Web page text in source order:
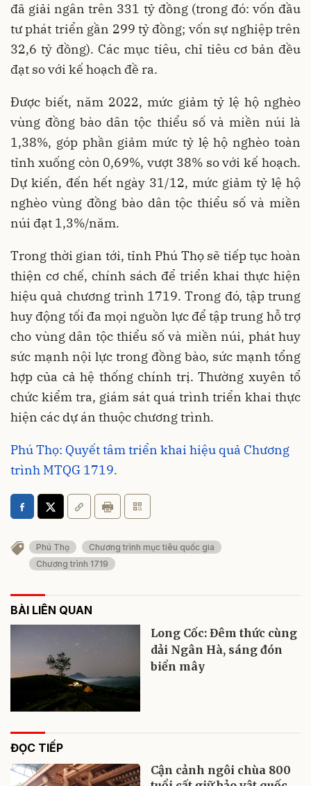
đã giải ngân trên 331 tỷ đồng (trong đó: vốn đầu
tư phát triển gần 299 tỷ đồng; vốn sự nghiệp trên
32,6 tỷ đồng). Các mục tiêu, chỉ tiêu cơ bản đều
đạt so với kế hoạch đề ra.
Được biết, năm 2022, mức giảm tỷ lệ hộ nghèo
vùng đồng bào dân tộc thiểu số và miền núi là
1,38%, góp phần giảm mức tỷ lệ hộ nghèo toàn
tỉnh xuống còn 0,69%, vượt 38% so với kế hoạch.
Dự kiến, đến hết ngày 31/12, mức giảm tỷ lệ hộ
nghèo vùng đồng bào dân tộc thiểu số và miền
núi đạt 1,3%/năm.
Trong thời gian tới, tỉnh Phú Thọ sẽ tiếp tục hoàn
thiện cơ chế, chính sách để triển khai thực hiện
hiệu quả chương trình 1719. Trong đó, tập trung
huy động tối đa mọi nguồn lực để tập trung hỗ trợ
cho vùng dân tộc thiểu số và miền núi, phát huy
sức mạnh nội lực trong đồng bào, sức mạnh tổng
hợp của cả hệ thống chính trị. Thường xuyên tổ
chức kiểm tra, giám sát quá trình triển khai thực
hiện các dự án thuộc chương trình.
Phú Thọ: Quyết tâm triển khai hiệu quả Chương
trình MTQG 1719.
Phú Thọ
Chương trình mục tiêu quốc gia
Chương trình 1719
BÀI LIÊN QUAN
Long Cốc: Đêm thức cùng
dải Ngân Hà, sáng đón
biển mây
ĐỌC TIẾP
Cận cảnh ngôi chùa 800